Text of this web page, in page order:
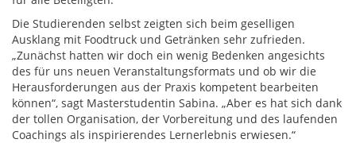
Die Studierenden selbst zeigten sich beim geselligen
Ausklang mit Foodtruck und Getränken sehr zufrieden.
„Zunächst hatten wir doch ein wenig Bedenken angesichts
des für uns neuen Veranstaltungsformats und ob wir die
Herausforderungen aus der Praxis kompetent bearbeiten
können“, sagt Masterstudentin Sabina. „Aber es hat sich dank
der tollen Organisation, der Vorbereitung und des laufenden
Coachings als inspirierendes Lernerlebnis erwiesen.“